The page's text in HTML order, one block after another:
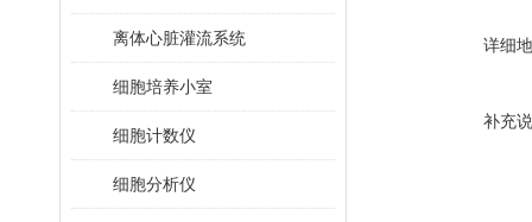
离体心脏灌流系统
细胞培养小室
细胞计数仪
细胞分析仪
详细
补充